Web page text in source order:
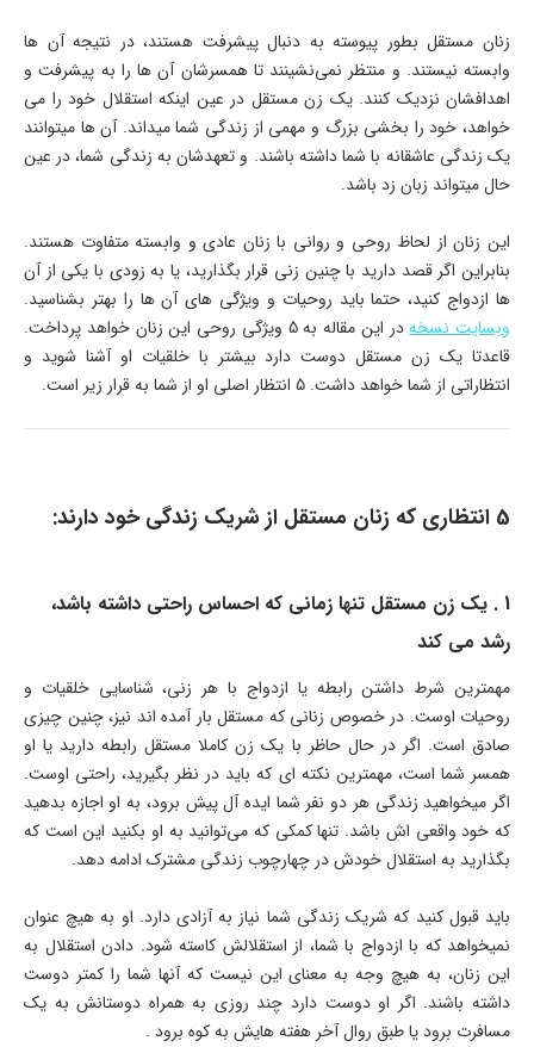
زنان مستقل بطور پیوسته به دنبال پیشرفت هستند، در نتیجه آن ها
وابسته نیستند. و منتظر نمی‌نشینند تا همسرشان آن ها را به پیشرفت و
اهدافشان نزدیک کنند. یک زن مستقل در عین اینکه استقلال خود را می
خواهد، خود را بخشی بزرگ و مهمی از زندگی شما میداند. آن ها میتوانند
یک زندگی عاشقانه با شما داشته باشند. و تعهدشان به زندگی شما، در عین
حال میتواند زبان زد باشد.
این زنان از لحاظ روحی و روانی با زنان عادی و وابسته متفاوت هستند.
بنابراین اگر قصد دارید با چنین زنی قرار بگذارید، یا به زودی با یکی از آن
ها ازدواج کنید، حتما باید روحیات و ویژگی های آن ها را بهتر بشناسید.
وبسایت نسخه
در این مقاله به 5 ویژگی روحی این زنان خواهد پرداخت.
قاعدتا یک زن مستقل دوست دارد بیشتر با خلقیات او آشنا شوید و
انتظاراتی از شما خواهد داشت. 5 انتظار اصلی او از شما به قرار زیر است.
5 انتظاری که زنان مستقل از شریک زندگی خود دارند:
1 . یک زن مستقل تنها زمانی که احساس راحتی داشته باشد،
رشد می کند
مهمترین شرط داشتن رابطه یا ازدواج با هر زنی، شناسایی خلقیات و
روحیات اوست. در خصوص زنانی که مستقل بار آمده اند نیز، چنین چیزی
صادق است. اگر در حال حاظر با یک زن کاملا مستقل رابطه دارید یا او
همسر شما است، مهمترین نکته ای که باید در نظر بگیرید، راحتی اوست.
اگر میخواهید زندگی هر دو نفر شما ایده آل پیش برود، به او اجازه بدهید
که خود واقعی اش باشد. تنها کمکی که می‌توانید به او بکنید این است که
بگذارید به استقلال خودش در چهارچوب زندگی مشترک ادامه دهد.
باید قبول کنید که شریک زندگی شما نیاز به آزادی دارد. او به هیچ عنوان
نمیخواهد که با ازدواج با شما، از استقلالش کاسته شود. دادن استقلال به
این زنان، به هیچ وجه به معنای این نیست که آنها شما را کمتر دوست
داشته باشند. اگر او دوست دارد چند روزی به همراه دوستانش به یک
مسافرت برود یا طبق روال آخر هفته هایش به کوه برود .